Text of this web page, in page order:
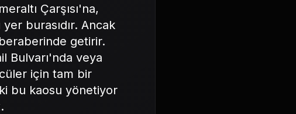
Çarşısı'na,
burasıdır. Ancak
beraberinde getirir.
Bulvarı'nda veya
için tam bir
bu kaosu yönetiyor